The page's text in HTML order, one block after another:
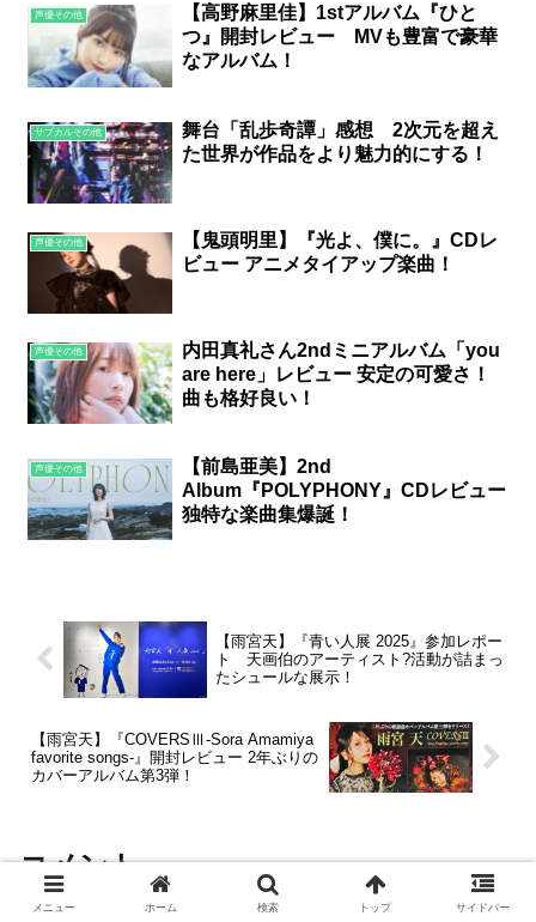
声優その他
【高野麻里佳】1stアルバム『ひと
つ』開封レビュー MVも豊富で豪華
なアルバム！
サブカルその他
舞台「乱歩奇譚」感想 2次元を超え
た世界が作品をより魅力的にする！
声優その他
【鬼頭明里】『光よ、僕に。』CDレ
ビュー アニメタイアップ楽曲！
声優その他
内田真礼さん2ndミニアルバム「you
are here」レビュー 安定の可愛さ！
曲も格好良い！
声優その他
【前島亜美】2nd
Album『POLYPHONY』CDレビュー
独特な楽曲集爆誕！
【雨宮天】『青い人展 2025』参加レポー
ト 天画伯のアーティスト?活動が詰まっ
たシュールな展示！
【雨宮天】『COVERSⅢ-Sora Amamiya
favorite songs-』開封レビュー 2年ぶりの
カバーアルバム第3弾！
コメント
メニュー ホーム 検索 トップ サイドバー